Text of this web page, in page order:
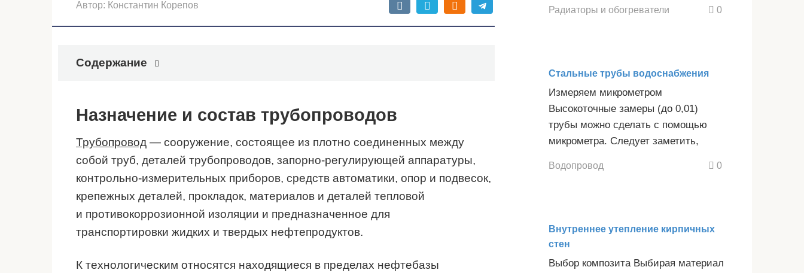
Автор: Константин Корепов
Содержание
Назначение и состав трубопроводов
Трубопровод — сооружение, состоящее из плотно соединенных между
собой труб, деталей трубопроводов, запорно-регулирующей аппаратуры,
контрольно-измерительных приборов, средств автоматики, опор и подвесок,
крепежных деталей, прокладок, материалов и деталей тепловой
и противокоррозионной изоляции и предназначенное для
транспортировки жидких и твердых нефтепродуктов.
К технологическим относятся находящиеся в пределах нефтебазы
Радиаторы и обогреватели 0
Стальные трубы водоснабжения
Измеряем микрометром
Высокоточные замеры (до 0,01)
трубы можно сделать с помощью
микрометра. Следует заметить,
Водопровод 0
Внутреннее утепление кирпичных
стен
Выбор композита Выбирая материал